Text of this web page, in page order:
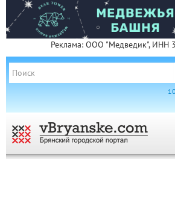
Реклама: ООО "Медведик", ИНН